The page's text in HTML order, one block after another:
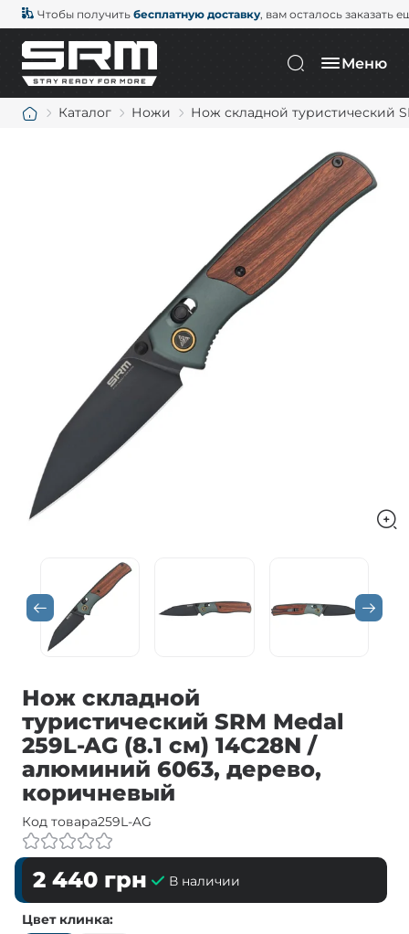
Чтобы получить бесплатную доставку, вам осталось заказать
Меню
Каталог Ножи Нож складной туристический
Нож складной
туристический SRM Medal
259L-AG (8.1 см) 14C28N /
алюминий 6063, дерево,
коричневый
Код товара259L-AG
2 440 грн В наличии
Цвет клинка